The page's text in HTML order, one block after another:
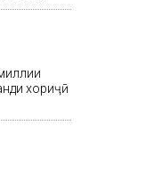
хориҷӣ